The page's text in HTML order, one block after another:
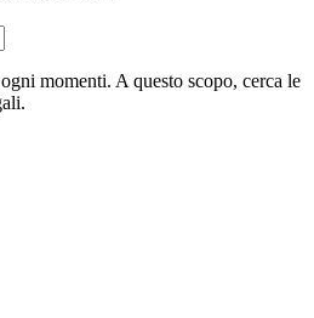
momenti. A questo scopo, cerca le